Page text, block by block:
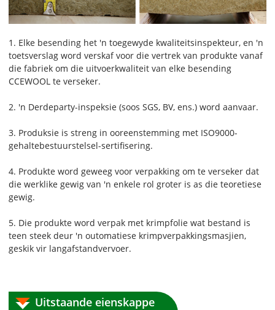
1. Elke besending het 'n toegewyde kwaliteitsinspekteur, en 'n
toetsverslag word verskaf voor die vertrek van produkte vanaf
die fabriek om die uitvoerkwaliteit van elke besending
CCEWOOL te verseker.
2. 'n Derdeparty-inspeksie (soos SGS, BV, ens.) word aanvaar.
3. Produksie is streng in ooreenstemming met ISO9000-
gehaltebestuurstelsel-sertifisering.
4. Produkte word geweeg voor verpakking om te verseker dat
die werklike gewig van 'n enkele rol groter is as die teoretiese
gewig.
5. Die produkte word verpak met krimpfolie wat bestand is
teen steek deur 'n outomatiese krimpverpakkingsmasjien,
geskik vir langafstandvervoer.
Uitstaande eienskappe